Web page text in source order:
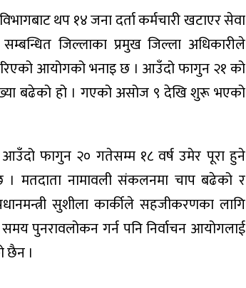
थप १४ जना दर्ता कर्मचारी खटाएर सेवा
जिल्लाका प्रमुख जिल्ला अधिकारीले
आयोगको भनाइ छ । आउँदो फागुन २१ को
बढेको हो । गएको असोज ९ देखि शुरू भएको
आउँदो फागुन २० गतेसम्म १८ वर्ष उमेर पूरा हुने
। मतदाता नामावली संकलनमा चाप बढेको र
सुशीला कार्कीले सहजीकरणका लागि
पुनरावलोकन गर्न पनि निर्वाचन आयोगलाई
छैन ।